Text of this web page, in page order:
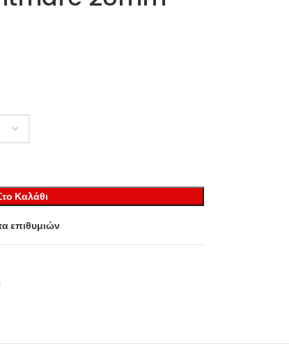
Καλάθι
επιθυμιών